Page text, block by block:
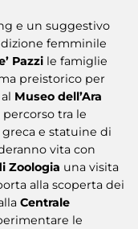
e un suggestivo
femminile
Pazzi le famiglie
preistorico per
Museo dell’Ara
tra le
e statuine di
vita con
Zoologia una visita
alla scoperta dei
Centrale
le